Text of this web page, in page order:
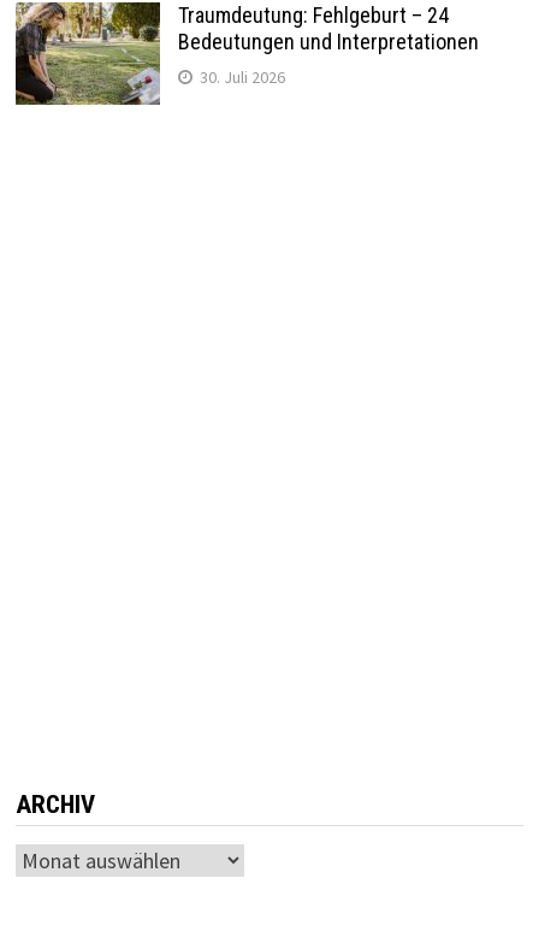
Traumdeutung: Fehlgeburt – 24
Bedeutungen und Interpretationen
30. Juli 2026
ARCHIV
Archiv